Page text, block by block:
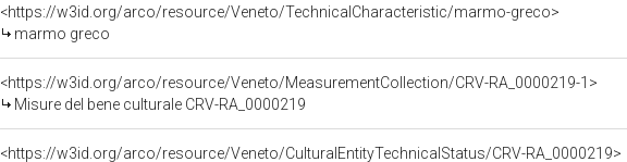
<https://w3id.org/arco/resource/Veneto/TechnicalCharacteristic/marmo-greco>
marmo greco
<https://w3id.org/arco/resource/Veneto/MeasurementCollection/CRV-RA_0000219-1>
Misure del bene culturale CRV-RA_0000219
<https://w3id.org/arco/resource/Veneto/CulturalEntityTechnicalStatus/CRV-RA_0000219>